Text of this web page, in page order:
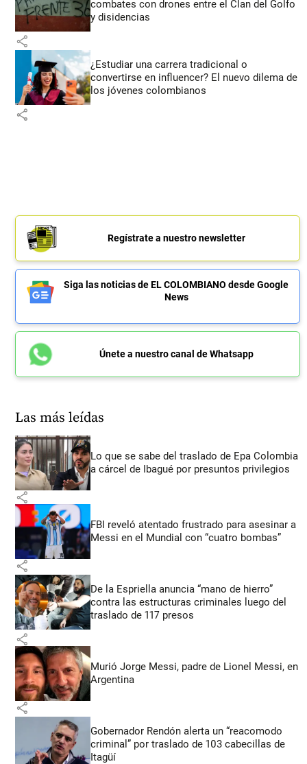
combates con drones entre el Clan del Golfo
y disidencias
share
¿Estudiar una carrera tradicional o
convertirse en influencer? El nuevo dilema de
los jóvenes colombianos
share
Regístrate a nuestro newsletter
Siga las noticias de EL COLOMBIANO desde Google
News
Únete a nuestro canal de Whatsapp
Las más leídas
Lo que se sabe del traslado de Epa Colombia
a cárcel de Ibagué por presuntos privilegios
share
FBI reveló atentado frustrado para asesinar a
Messi en el Mundial con “cuatro bombas”
share
De la Espriella anuncia “mano de hierro”
contra las estructuras criminales luego del
traslado de 117 presos
share
Murió Jorge Messi, padre de Lionel Messi, en
Argentina
share
Gobernador Rendón alerta un “reacomodo
criminal” por traslado de 103 cabecillas de
Itagüí